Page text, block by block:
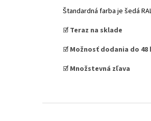
Štandardná farba je šedá
☑️ Teraz na sklade
☑️ Možnosť dodania do 48
☑️ Množstevná zľava